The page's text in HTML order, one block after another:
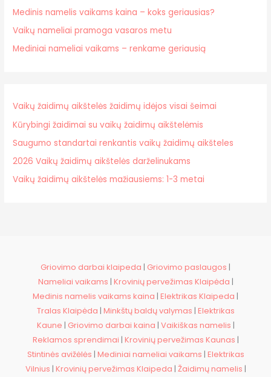
Medinis namelis vaikams kaina – koks geriausias?
Vaikų nameliai pramoga vasaros metu
Mediniai nameliai vaikams – renkame geriausią
Vaikų žaidimų aikštelės žaidimų idėjos visai šeimai
Kūrybingi žaidimai su vaikų žaidimų aikštelėmis
Saugumo standartai renkantis vaikų žaidimų aikšteles
2026 Vaikų žaidimų aikštelės darželinukams
Vaikų žaidimų aikštelės mažiausiems: 1-3 metai
Griovimo darbai klaipeda | Griovimo paslaugos |
Nameliai vaikams | Krovinių pervežimas Klaipėda |
Medinis namelis vaikams kaina | Elektrikas Klaipeda |
Tralas Klaipėda | Minkštų baldų valymas | Elektrikas
Kaune | Griovimo darbai kaina | Vaikiškas namelis |
Reklamos sprendimai | Krovinių pervežimas Kaunas |
Stintinės avižėlės | Mediniai nameliai vaikams | Elektrikas
Vilnius | Krovinių pervežimas Klaipeda | Žaidimų namelis |